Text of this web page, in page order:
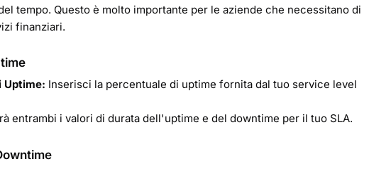
tempo. Questo è molto importante per le aziende che necessitano di
finanziari.
Uptime: Inserisci la percentuale di uptime fornita dal tuo service level
entrambi i valori di durata dell'uptime e del downtime per il tuo SLA.